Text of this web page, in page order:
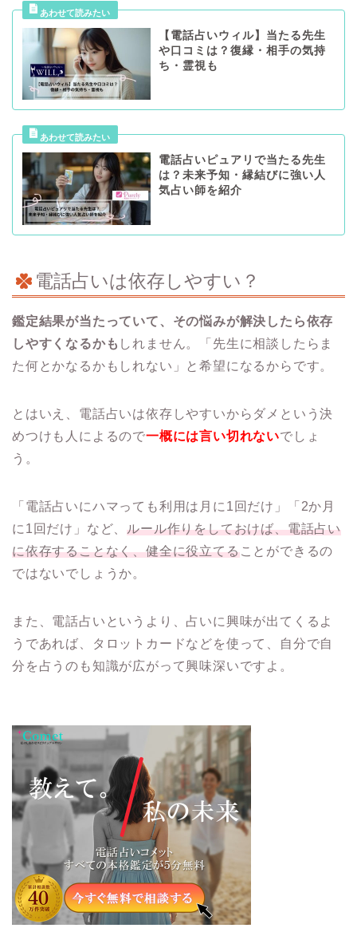
【電話占いウィル】当たる先生
や口コミは？復縁・相手の気持
ち・霊視も
電話占いピュアリで当たる先生
は？未来予知・縁結びに強い人
気占い師を紹介
電話占いは依存しやすい？
鑑定結果が当たっていて、その悩みが解決したら依存
しやすくなるかも しれません。「先生に相談したらま
た何とかなるかもしれない」と希望になるからです。
とはいえ、電話占いは依存しやすいからダメという決
めつけも人によるので一概には言い切れないでしょ
う。
「電話占いにハマっても利用は月に1回だけ」「2か月
に1回だけ」など、ルール作りをしておけば、電話占い
に依存することなく、健全に役立てることができるの
ではないでしょうか。
また、電話占いというより、占いに興味が出てくるよ
うであれば、タロットカードなどを使って、自分で自
分を占うのも知識が広がって興味深いですよ。